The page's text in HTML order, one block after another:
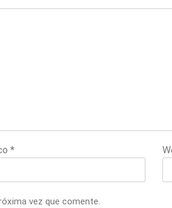
*
vez que comente.